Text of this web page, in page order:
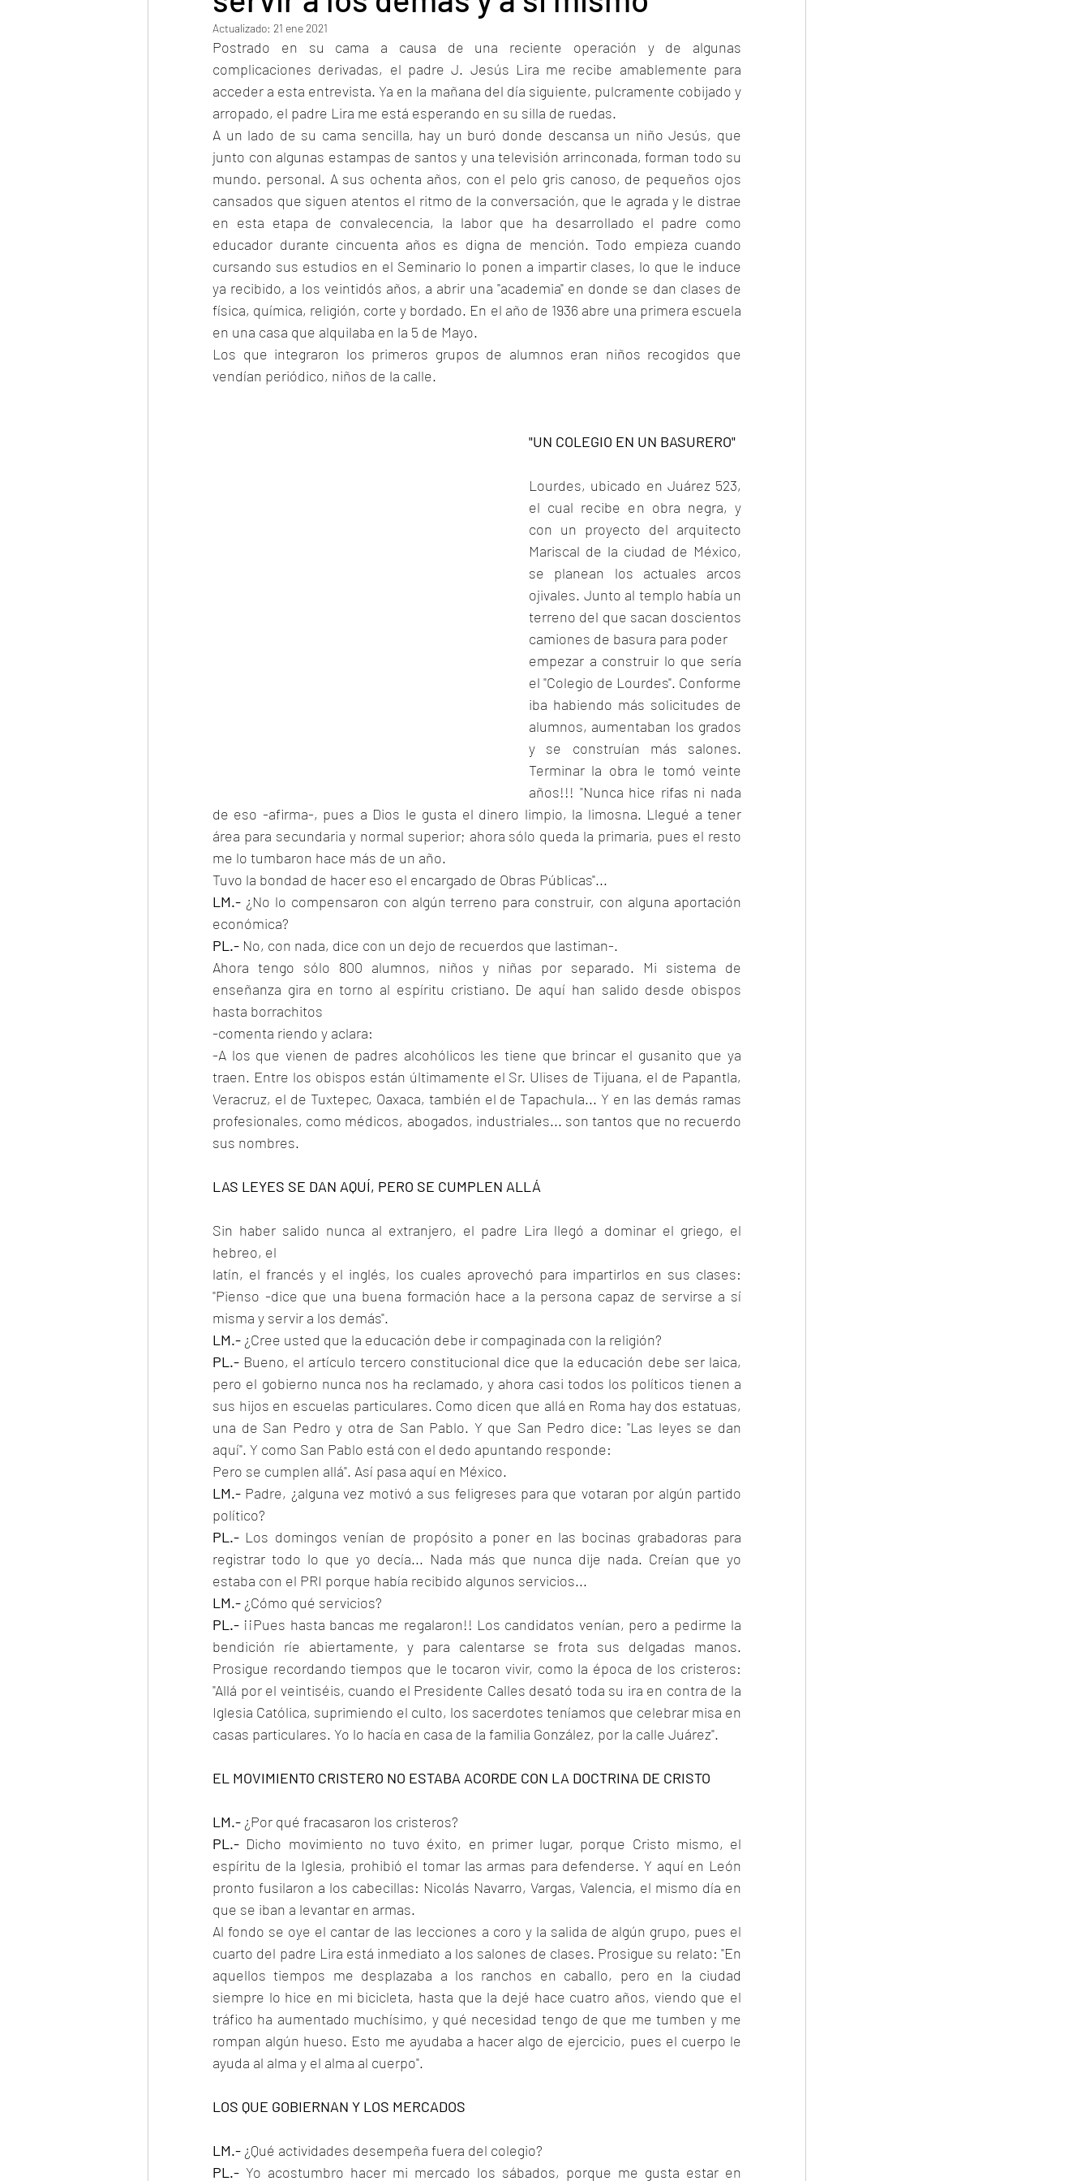
Actualizado: 21 ene 2021
Postrado en su cama a causa de una reciente operación y de algunas
complicaciones derivadas, el padre J. Jesús Lira me recibe amablemente para
acceder a esta entrevista. Ya en la mañana del día siguiente, pulcramente cobijado y
arropado, el padre Lira me está esperando en su silla de ruedas.
A un lado de su cama sencilla, hay un buró donde descansa un niño Jesús, que
junto con algunas estampas de santos y una televisión arrinconada, forman todo su
mundo. personal. A sus ochenta años, con el pelo gris canoso, de pequeños ojos
cansados que siguen atentos el ritmo de la conversación, que le agrada y le distrae
en esta etapa de convalecencia, la labor que ha desarrollado el padre como
educador durante cincuenta años es digna de mención. Todo empieza cuando
cursando sus estudios en el Seminario lo ponen a impartir clases, lo que le induce
ya recibido, a los veintidós años, a abrir una "academia" en donde se dan clases de
física, química, religión, corte y bordado. En el año de 1936 abre una primera escuela
en una casa que alquilaba en la 5 de Mayo.
Los que integraron los primeros grupos de alumnos eran niños recogidos que
vendían periódico, niños de la calle.
"UN COLEGIO EN UN BASURERO"
Lourdes, ubicado en Juárez 523,
el cual recibe en obra negra, y
con un proyecto del arquitecto
Mariscal de la ciudad de México,
se planean los actuales arcos
ojivales. Junto al templo había un
terreno del que sacan doscientos
camiones de basura para poder
empezar a construir lo que sería
el "Colegio de Lourdes". Conforme
iba habiendo más solicitudes de
alumnos, aumentaban los grados
y se construían más salones.
Terminar la obra le tomó veinte
años!!! "Nunca hice rifas ni nada
de eso -afirma-, pues a Dios le gusta el dinero limpio, la limosna. Llegué a tener
área para secundaria y normal superior; ahora sólo queda la primaria, pues el resto
me lo tumbaron hace más de un año.
Tuvo la bondad de hacer eso el encargado de Obras Públicas"...
LM.- ¿No lo compensaron con algún terreno para construir, con alguna aportación
económica?
PL.- No, con nada, dice con un dejo de recuerdos que lastiman-.
Ahora tengo sólo 800 alumnos, niños y niñas por separado. Mi sistema de
enseñanza gira en torno al espíritu cristiano. De aquí han salido desde obispos
hasta borrachitos
-comenta riendo y aclara:
-A los que vienen de padres alcohólicos les tiene que brincar el gusanito que ya
traen. Entre los obispos están últimamente el Sr. Ulises de Tijuana, el de Papantla,
Veracruz, el de Tuxtepec, Oaxaca, también el de Tapachula... Y en las demás ramas
profesionales, como médicos, abogados, industriales... son tantos que no recuerdo
sus nombres.
LAS LEYES SE DAN AQUÍ, PERO SE CUMPLEN ALLÁ
Sin haber salido nunca al extranjero, el padre Lira llegó a dominar el griego, el
hebreo, el
latín, el francés y el inglés, los cuales aprovechó para impartirlos en sus clases:
"Pienso -dice que una buena formación hace a la persona capaz de servirse a sí
misma y servir a los demás".
LM.- ¿Cree usted que la educación debe ir compaginada con la religión?
PL.- Bueno, el artículo tercero constitucional dice que la educación debe ser laica,
pero el gobierno nunca nos ha reclamado, y ahora casi todos los políticos tienen a
sus hijos en escuelas particulares. Como dicen que allá en Roma hay dos estatuas,
una de San Pedro y otra de San Pablo. Y que San Pedro dice: "Las leyes se dan
aquí". Y como San Pablo está con el dedo apuntando responde:
Pero se cumplen allá". Así pasa aquí en México.
LM.- Padre, ¿alguna vez motivó a sus feligreses para que votaran por algún partido
político?
PL.- Los domingos venían de propósito a poner en las bocinas grabadoras para
registrar todo lo que yo decía... Nada más que nunca dije nada. Creían que yo
estaba con el PRI porque había recibido algunos servicios...
LM.- ¿Cómo qué servicios?
PL.- ¡¡Pues hasta bancas me regalaron!! Los candidatos venían, pero a pedirme la
bendición ríe abiertamente, y para calentarse se frota sus delgadas manos.
Prosigue recordando tiempos que le tocaron vivir, como la época de los cristeros:
"Allá por el veintiséis, cuando el Presidente Calles desató toda su ira en contra de la
Iglesia Católica, suprimiendo el culto, los sacerdotes teníamos que celebrar misa en
casas particulares. Yo lo hacía en casa de la familia González, por la calle Juárez".
EL MOVIMIENTO CRISTERO NO ESTABA ACORDE CON LA DOCTRINA DE CRISTO
LM.- ¿Por qué fracasaron los cristeros?
PL.- Dicho movimiento no tuvo éxito, en primer lugar, porque Cristo mismo, el
espíritu de la Iglesia, prohibió el tomar las armas para defenderse. Y aquí en León
pronto fusilaron a los cabecillas: Nicolás Navarro, Vargas, Valencia, el mismo día en
que se iban a levantar en armas.
Al fondo se oye el cantar de las lecciones a coro y la salida de algún grupo, pues el
cuarto del padre Lira está inmediato a los salones de clases. Prosigue su relato: "En
aquellos tiempos me desplazaba a los ranchos en caballo, pero en la ciudad
siempre lo hice en mi bicicleta, hasta que la dejé hace cuatro años, viendo que el
tráfico ha aumentado muchísimo, y qué necesidad tengo de que me tumben y me
rompan algún hueso. Esto me ayudaba a hacer algo de ejercicio, pues el cuerpo le
ayuda al alma y el alma al cuerpo".
LOS QUE GOBIERNAN Y LOS MERCADOS
LM.- ¿Qué actividades desempeña fuera del colegio?
PL.- Yo acostumbro hacer mi mercado los sábados, porque me gusta estar en